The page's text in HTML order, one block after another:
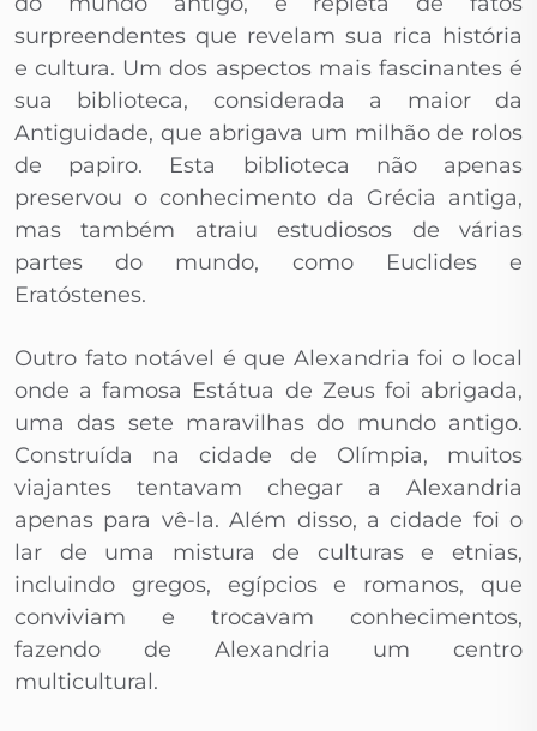
surpreendentes que revelam sua rica história
e cultura. Um dos aspectos mais fascinantes é
sua biblioteca, considerada a maior da
Antiguidade, que abrigava um milhão de rolos
de papiro. Esta biblioteca não apenas
preservou o conhecimento da Grécia antiga,
mas também atraiu estudiosos de várias
partes do mundo, como Euclides e
Eratóstenes.
Outro fato notável é que Alexandria foi o local
onde a famosa Estátua de Zeus foi abrigada,
uma das sete maravilhas do mundo antigo.
Construída na cidade de Olímpia, muitos
viajantes tentavam chegar a Alexandria
apenas para vê-la. Além disso, a cidade foi o
lar de uma mistura de culturas e etnias,
incluindo gregos, egípcios e romanos, que
conviviam e trocavam conhecimentos,
fazendo de Alexandria um centro
multicultural.